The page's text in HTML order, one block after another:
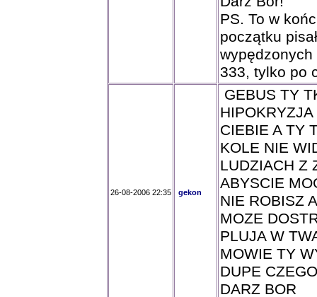
PS. To w
początku
333, tylko po
26-08-2006 22:35 gekon
GEBUS TY
CIEBIE A TY
KOLE NIE
LUDZIACH Z
ABYSCIE
NIE ROBISZ
MOZE
PLUJA W
MOWIE TY
DUPE
DARZ BOR